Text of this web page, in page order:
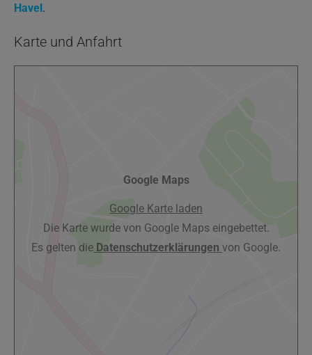
Havel.
Karte und Anfahrt
Google Maps
Google Karte laden
Die Karte wurde von Google Maps eingebettet.
Es gelten die Datenschutzerklärungen von Google.